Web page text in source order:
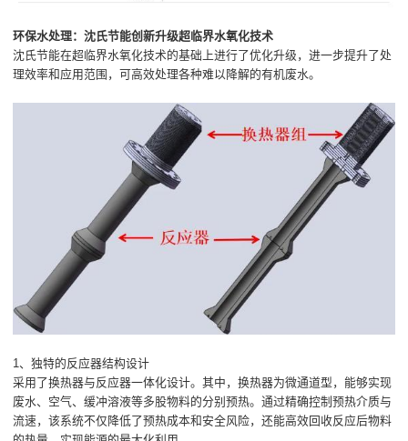
环保水处理：沈氏节能创新升级超临界水氧化技术
沈氏节能在超临界水氧化技术的基础上进行了优化升级，进一步提升了处
理效率和应用范围，可高效处理各种难以降解的有机废水。
1、独特的反应器结构设计
采用了换热器与反应器一体化设计。其中，换热器为微通道型，能够实现
废水、空气、缓冲溶液等多股物料的分别预热。通过精确控制预热介质与
流速，该系统不仅降低了预热成本和安全风险，还能高效回收反应后物料